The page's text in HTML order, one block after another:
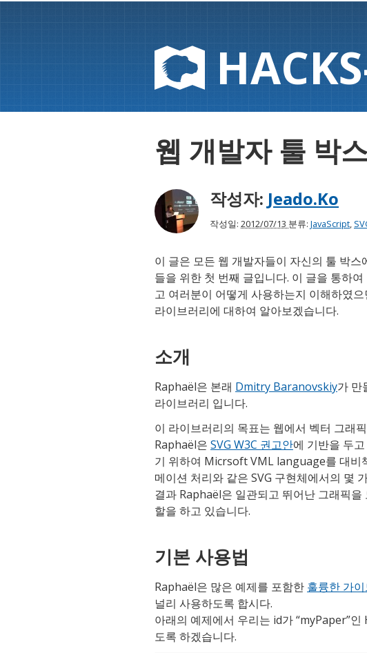
HACK
웹 개발자 툴 박
작성자: Jeado.Ko
작성일: 2012/07/13 분류: JavaScript,
이 글은 모든 웹 개발자들이 자신의 툴 박
들을 위한 첫 번째 글입니다. 이 글을 통하
고 여러분이 어떻게 사용하는지 이해하였
라이브러리에 대하여 알아보겠습니다.
소개
Raphaël은 본래 Dmitry Baranovskiy가 만
라이브러리 입니다.
이 라이브러리의 목표는 웹에서 벡터 그래
Raphaël은 SVG W3C 권고안에 기반을 두
기 위하여 Micrsoft VML language를 대비
메이션 처리와 같은 SVG 구현체에서의 몇
결과 Raphaël은 일관되고 뛰어난 그래픽
할을 하고 있습니다.
기본 사용법
Raphaël은 많은 예제를 포함한 훌륭한 가
널리 사용하도록 합시다.
아래의 예제에서 우리는 id가 “myPaper”
도록 하겠습니다.